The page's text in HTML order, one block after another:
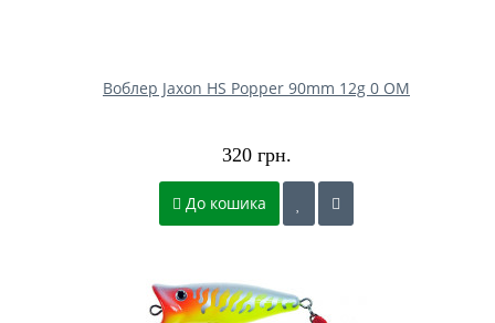
Воблер Jaxon HS Popper 90mm 12g 0 OM
320 грн.
До кошика